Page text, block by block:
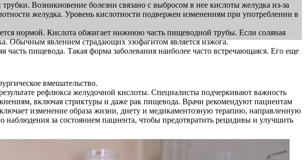
Возникновение болезни связано с выбросом в нее кислоты желудка из-за
желудка. Уровень кислотности подвержен изменениям при употреблении в
нормой. Кислота обжигает нижнюю часть пищеводной трубы. Если соляная
Обычным явлением страдающих эзофагитом является изжога.
пищевода. Такая форма заболевания наиболее часто встречающаяся. Его еще
вмешательство.
рефлюкса желудочной кислоты. Специалисты подчеркивают важность
включая стриктуры и даже рак пищевода. Врачи рекомендуют пациентам
изменение образа жизни, диету и медикаментозную терапию, направленную
за состоянием пациента, чтобы предотвратить рецидивы и улучшить